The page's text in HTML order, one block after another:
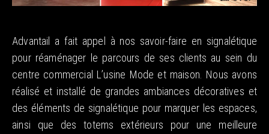
Advantail a fait appel à nos savoir-faire en signalétique
pour réaménager le parcours de ses clients au sein du
centre commercial L’usine Mode et maison. Nous avons
réalisé et installé de grandes ambiances décoratives et
des éléments de signalétique pour marquer les espaces,
ainsi que des totems extérieurs pour une meilleure